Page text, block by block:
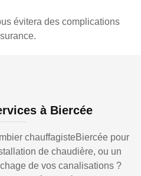
évitera des complications
à Biercée
chauffagisteBiercée pour
de chaudière, ou un
de vos canalisations ?